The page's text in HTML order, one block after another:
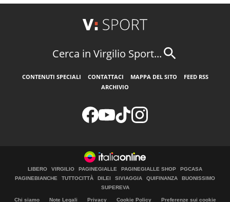
Cerca in Virgilio Sport...
CONTENUTI SPECIALI CONTATTACI MAPPA DEL SITO
FEED RSS
ARCHIVIO
LIBERO VIRGILIO PAGINEGIALLE PAGINEGIALLE SHOP
PGCASA
PAGINEBIANCHE
TUTTOCITTÀ DILEI SIVIAGGIA QUIFINANZA
BUONISSIMO
SUPEREVA
Chi siamo Note Legali Privacy Cookie Policy Preferenze sui cookie